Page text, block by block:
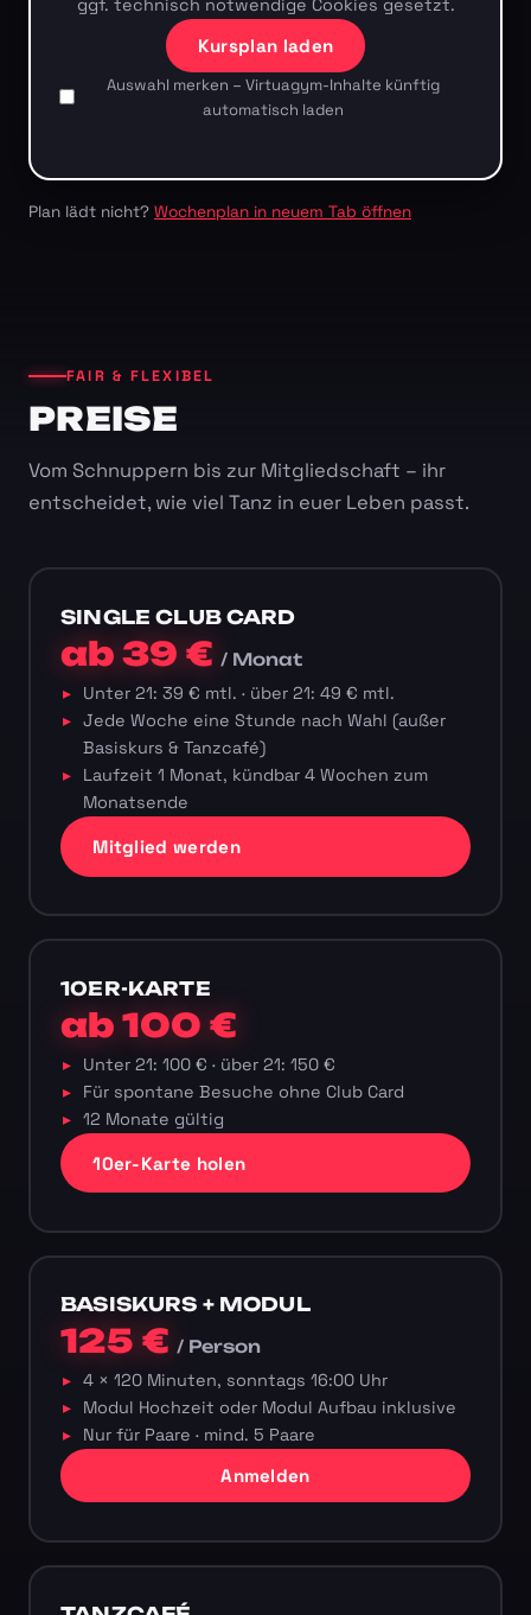
ggf. technisch notwendige Cookies gesetzt.
Kursplan laden
Auswahl merken – Virtuagym-Inhalte künftig
automatisch laden
Plan lädt nicht? Wochenplan in neuem Tab öffnen
FAIR & FLEXIBEL
PREISE
Vom Schnuppern bis zur Mitgliedschaft – ihr
entscheidet, wie viel Tanz in euer Leben passt.
SINGLE CLUB CARD
ab 39 €/ Monat
Unter 21: 39 € mtl. · über 21: 49 € mtl.
Jede Woche eine Stunde nach Wahl (außer
Basiskurs & Tanzcafé)
Laufzeit 1 Monat, kündbar 4 Wochen zum
Monatsende
Mitglied werden
10ER-KARTE
ab 100 €
Unter 21: 100 € · über 21: 150 €
Für spontane Besuche ohne Club Card
12 Monate gültig
10er-Karte holen
BASISKURS + MODUL
125 €/ Person
4 × 120 Minuten, sonntags 16:00 Uhr
Modul Hochzeit oder Modul Aufbau inklusive
Nur für Paare · mind. 5 Paare
Anmelden